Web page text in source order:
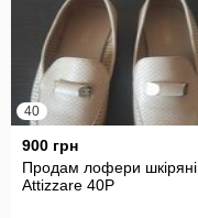
40
900 грн
Продам лофери шкірянi
Аttizzare 40P